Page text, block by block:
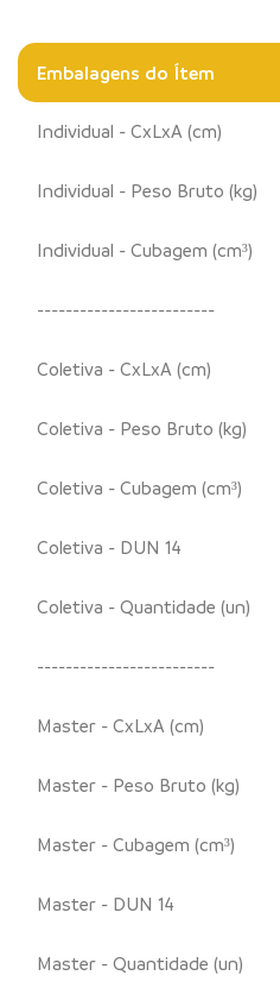
Embalagens do Ítem
Individual - CxLxA (cm)
Individual - Peso Bruto (kg)
Individual - Cubagem (cm³)
-------------------------
Coletiva - CxLxA (cm)
Coletiva - Peso Bruto (kg)
Coletiva - Cubagem (cm³)
Coletiva - DUN 14
Coletiva - Quantidade (un)
-------------------------
Master - CxLxA (cm)
Master - Peso Bruto (kg)
Master - Cubagem (cm³)
Master - DUN 14
Master - Quantidade (un)